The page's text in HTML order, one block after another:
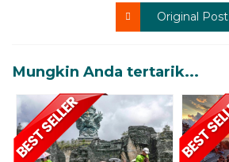
Original Post
Mungkin Anda tertarik...